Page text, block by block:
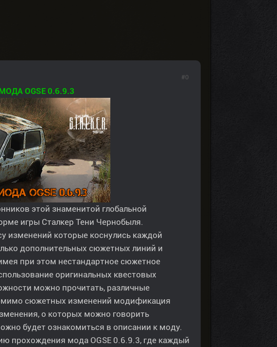
OGSE 0.6.9.3
этой знаменитой глобальной
игры Сталкер Тени Чернобыля.
изменений которые коснулись каждой
дополнительных сюжетных линий и
при этом нестандартное сюжетное
оригинальных квестовых
можно прочитать, различные
сюжетных изменений модификация
о которых можно говорить
будет ознакомиться в описании к моду.
прохождения мода OGSE 0.6.9.3, где каждый
#0